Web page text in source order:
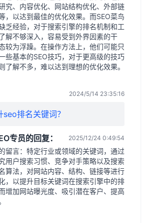
究、内容优化、网站结构优化、外部链
，以达到最佳的优化效果。而SEO菜鸟
乏经验，对于搜索引擎的排名机制和工
解不够深入，容易受到外界因素的干
较为浮躁。在操作方法上，他们可能只
些基本的SEO技巧，对于更高级的技巧
了解不多，难以达到理想的优化效果。
2024/5/14 23:35:16
seo排名关键词？
专员的回复： 2025/12/24 0:49:54
留言：特定行业或领域的关键词，通过
用户搜索习惯、竞争对手策略以及搜索
算法，对网站内容、结构、链接等进行
，以提升目标关键词在搜索引擎中的排
增加网站曝光度、吸引潜在客户、提高